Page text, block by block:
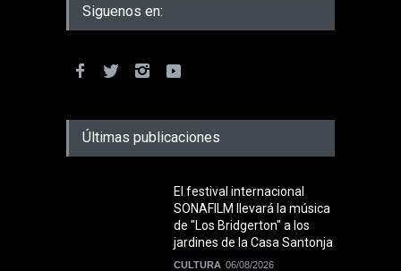
Siguenos en:
Últimas publicaciones
El festival internacional
SONAFILM llevará la música
de "Los Bridgerton" a los
jardines de la Casa Santonja
CULTURA 06/08/2026